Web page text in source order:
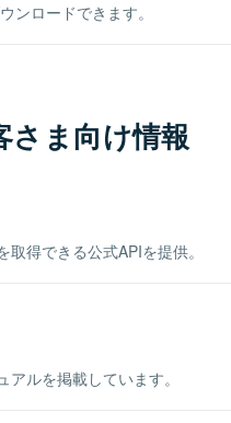
ンロードできます。
さま向け情報
得できる公式APIを提供。
ルを掲載しています。